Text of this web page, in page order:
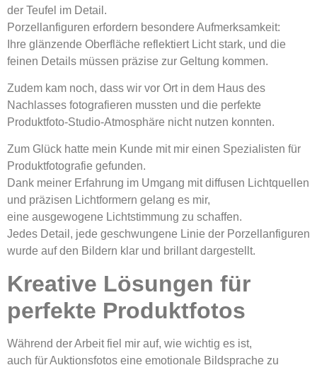
der Teufel im Detail.
Porzellanfiguren erfordern besondere Aufmerksamkeit:
Ihre glänzende Oberfläche reflektiert Licht stark, und die
feinen Details müssen präzise zur Geltung kommen.
Zudem kam noch, dass wir vor Ort in dem Haus des
Nachlasses fotografieren mussten und die perfekte
Produktfoto-Studio-Atmosphäre nicht nutzen konnten.
Zum Glück hatte mein Kunde mit mir einen Spezialisten für
Produktfotografie gefunden.
Dank meiner Erfahrung im Umgang mit diffusen Lichtquellen
und präzisen Lichtformern gelang es mir,
eine ausgewogene Lichtstimmung zu schaffen.
Jedes Detail, jede geschwungene Linie der Porzellanfiguren
wurde auf den Bildern klar und brillant dargestellt.
Kreative Lösungen für
perfekte Produktfotos
Während der Arbeit fiel mir auf, wie wichtig es ist,
auch für Auktionsfotos eine emotionale Bildsprache zu